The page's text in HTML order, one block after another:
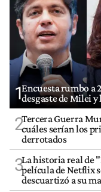
1Encuesta rumbo a
desgaste de Milei
2Tercera Guerra
cuáles serían los
derrotados
3La historia real de
película de Netflix
descuartizó a su